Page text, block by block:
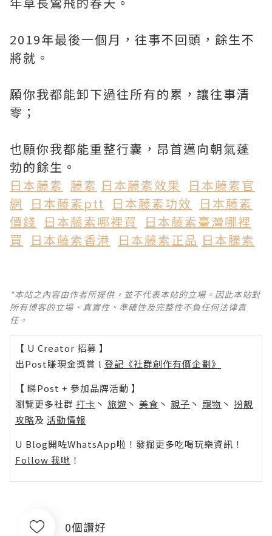
2019年最後一個月，往事不回頭，餘生不
將就。
願你我都能卸下過往所有的累，讓往事清
零；
也願你我都能重整行囊，昂首邁向朝氣蓬
勃的餘生。
日本藤素 藤素 日本藤素效果
日本藤素官
網
日本藤素ptt 日本藤素功效
日本藤素
價錢
日本藤素哪裡買
日本藤素臺灣哪裡
買
日本藤素香港 日本藤素正品 日本騰素
*本站之內容由作者所提供，並不代表本站的立場。因此本站對
所有博客的立場、真實性、準確性及完整性不負任何法律責
任。
【 U Creator 招募 】
出Post賺現金獎賞 l 登記《社群創作有價企劃》
【 睇Post + 參加品牌活動 】
瀏覽更多社群 打卡 丶 旅遊 丶 美食 丶 親子 丶 寵物 丶 扮靚
攻略及 活動情報
U Blog開咗WhatsApp啦！發掘更多吃喝玩樂資訊！
Follow 我哋 ！
0個讚好